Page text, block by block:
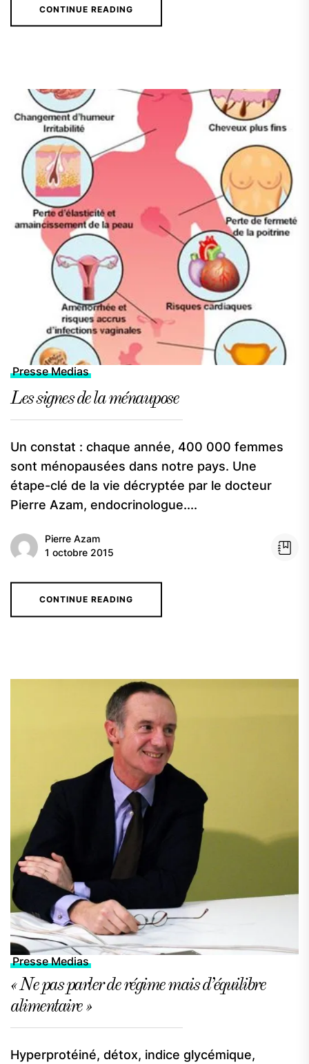
CONTINUE READING
Presse Medias
Les signes de la ménaupose
Un constat : chaque année, 400 000 femmes
sont ménopausées dans notre pays. Une
étape-clé de la vie décryptée par le docteur
Pierre Azam, endocrinologue....
Pierre Azam
1 octobre 2015
CONTINUE READING
Presse Medias
« Ne pas parler de régime mais d’équilibre
alimentaire »
Hyperprotéiné, détox, indice glycémique,